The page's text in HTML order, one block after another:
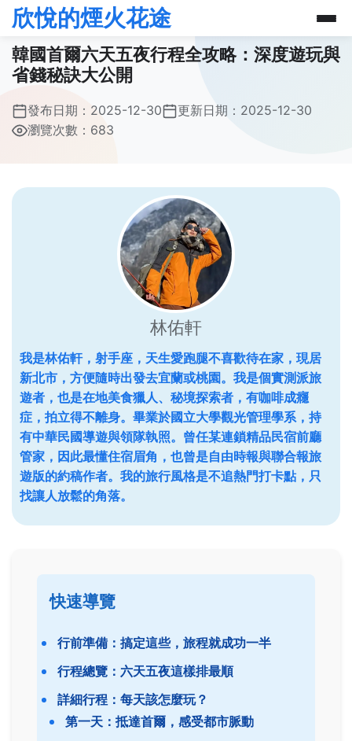
欣悅的煙火花途
韓國首爾六天五夜行程全攻略：深度遊玩與
省錢秘訣大公開
發布日期： 2025-12-30 更新日期： 2025-12-30
瀏覽次數：683
林佑軒
我是林佑軒，射手座，天生愛跑腿不喜歡待在家，現居
新北市，方便隨時出發去宜蘭或桃園。我是個實測派旅
遊者，也是在地美食獵人、秘境探索者，有咖啡成癮
症，拍立得不離身。畢業於國立大學觀光管理學系，持
有中華民國導遊與領隊執照。曾任某連鎖精品民宿前廳
管家，因此最懂住宿眉角，也曾是自由時報與聯合報旅
遊版的約稿作者。我的旅行風格是不追熱門打卡點，只
找讓人放鬆的角落。
快速導覽
行前準備：搞定這些，旅程就成功一半
行程總覽：六天五夜這樣排最順
詳細行程：每天該怎麼玩？
第一天：抵達首爾，感受都市脈動